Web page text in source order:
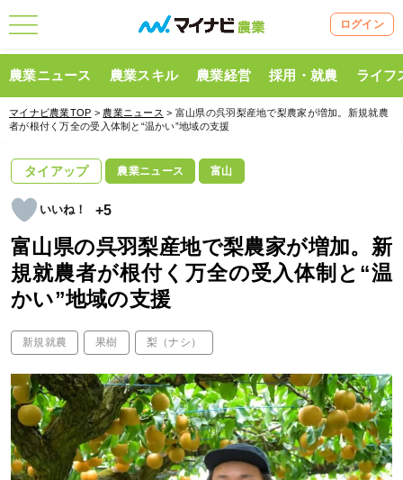
ログイン
農業ニュース 農業スキル 農業経営 採用・就農 ライフ
マイナビ農業TOP > 農業ニュース > 富山県の呉羽梨産地で梨農家が増加。新規就農
者が根付く万全の受入体制と“温かい”地域の支援
タイアップ 農業ニュース 富山
+5
富山県の呉羽梨産地で梨農家が増加。新
規就農者が根付く万全の受入体制と“温
かい”地域の支援
新規就農 果樹 梨（ナシ）